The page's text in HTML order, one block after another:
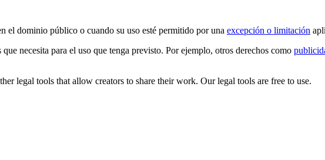
el dominio público o cuando su uso esté permitido por una excepción o limitación
necesita para el uso que tenga previsto. Por ejemplo, otros derechos como
legal tools that allow creators to share their work. Our legal tools are free to use.